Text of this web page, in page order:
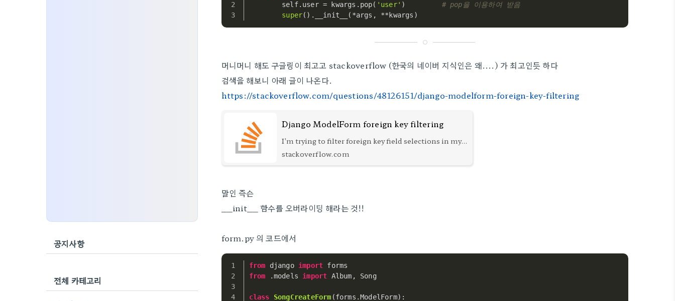
        self.user = kwargs.pop(
'user'
super().__init__(*args, **kwargs)
머니머니 해도 구글링이 최고고 stackoverflow (한국의 네이버 지식인은 왜....) 가 최고인듯 하다
검색을 해보니 아래 글이 나온다.
https://stackoverflow.com/questions/48126151/django-modelform-foreign-key-filtering
Django ModelForm foreign key filtering
I'm trying to filter foreign key field selections in my
model form, but form isn't working. My scripts:
stackoverflow.com
말인 즉슨
__init__ 함수를 오버라이딩 해라는 것!!
form.py 의 코드에서
from django import forms
from .models import Album, Song
class SongCreateForm (forms.ModelForm):
공지사항
전체 카테고리